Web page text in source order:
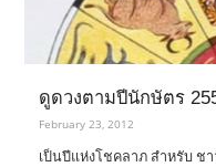
ดูดวงตามปีนักษัตร
February 23, 2012
เป็นปีแห่งโชคลาภ สำหรับ ช